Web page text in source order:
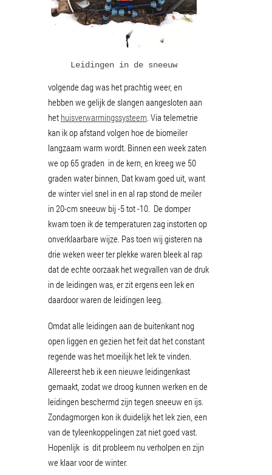
Leidingen in de sneeuw
volgende dag was het prachtig weer, en
hebben we gelijk de slangen aangesloten aan
het huisverwarmingssysteem. Via telemetrie
kan ik op afstand volgen hoe de biomeiler
langzaam warm wordt. Binnen een week zaten
we op 65 graden in de kern, en kreeg we 50
graden water binnen, Dat kwam goed uit, want
de winter viel snel in en al rap stond de meiler
in 20-cm sneeuw bij -5 tot -10. De domper
kwam toen ik de temperaturen zag instorten op
onverklaarbare wijze. Pas toen wij gisteren na
drie weken weer ter plekke waren bleek al rap
dat de echte oorzaak het wegvallen van de druk
in de leidingen was, er zit ergens een lek en
daardoor waren de leidingen leeg.
Omdat alle leidingen aan de buitenkant nog
open liggen en gezien het feit dat het constant
regende was het moeilijk het lek te vinden.
Allereerst heb ik een nieuwe leidingenkast
gemaakt, zodat we droog kunnen werken en de
leidingen beschermd zijn tegen sneeuw en ijs.
Zondagmorgen kon ik duidelijk het lek zien, een
van de tyleenkoppelingen zat niet goed vast.
Hopenlijk is dit probleem nu verholpen en zijn
we klaar voor de winter.